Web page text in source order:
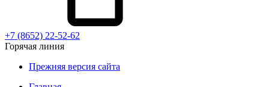
+7 (8652) 22-52-62
Горячая линия
Прежняя версия сайта